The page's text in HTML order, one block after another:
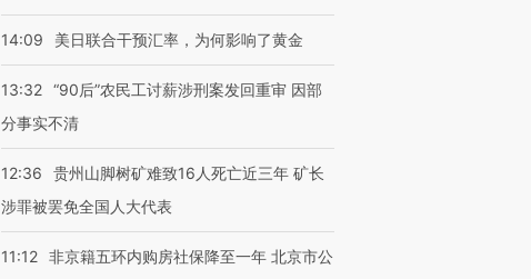
14:09 美日联合干预汇率，为何影响了黄金
13:32 “90后”农民工讨薪涉刑案发回重审 因部
分事实不清
12:36
贵州山脚树矿难致16人死亡近三年 矿长
涉罪被罢免全国人大代表
11:12 非京籍五环内购房社保降至一年 北京市公